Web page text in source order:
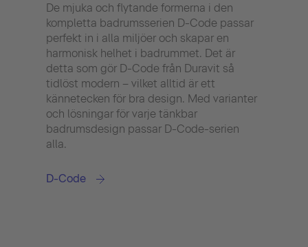
De mjuka och flytande formerna i den
kompletta badrumsserien D-Code passar
perfekt in i alla miljöer och skapar en
harmonisk helhet i badrummet. Det är
detta som gör D-Code från Duravit så
tidlöst modern – vilket alltid är ett
kännetecken för bra design. Med varianter
och lösningar för varje tänkbar
badrumsdesign passar D-Code-serien
alla.
D-Code